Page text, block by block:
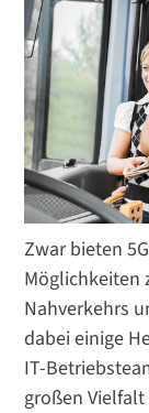
Zwar bieten
Möglichkeiten
Nahverkehrs
dabei einige
IT-
großen